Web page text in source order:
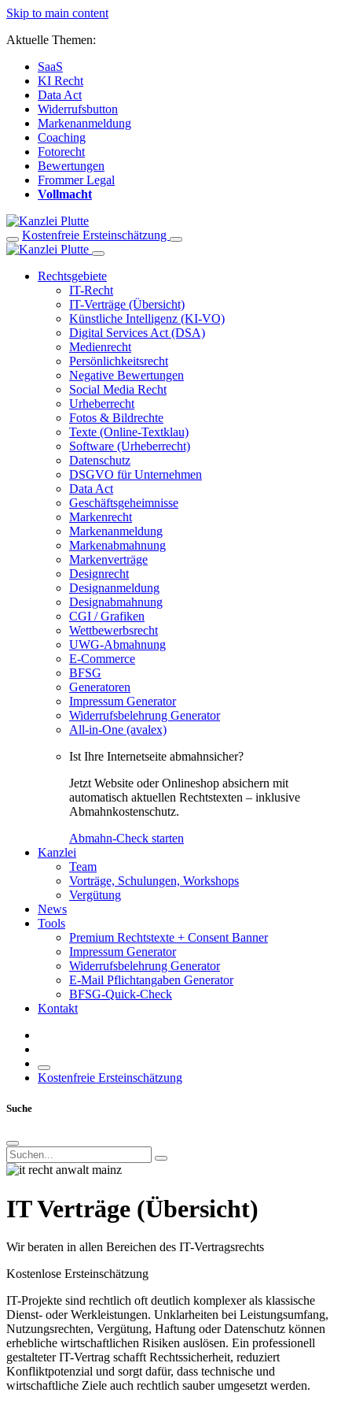
Skip to main content
Aktuelle Themen:
SaaS
KI Recht
Data Act
Widerrufsbutton
Markenanmeldung
Coaching
Fotorecht
Bewertungen
Frommer Legal
Vollmacht
Kostenfreie Ersteinschätzung
Rechtsgebiete
IT-Recht
IT-Verträge (Übersicht)
Künstliche Intelligenz (KI-VO)
Digital Services Act (DSA)
Medienrecht
Persönlichkeitsrecht
Negative Bewertungen
Social Media Recht
Urheberrecht
Fotos & Bildrechte
Texte (Online-Textklau)
Software (Urheberrecht)
Datenschutz
DSGVO für Unternehmen
Data Act
Geschäftsgeheimnisse
Markenrecht
Markenanmeldung
Markenabmahnung
Markenverträge
Designrecht
Designanmeldung
Designabmahnung
CGI / Grafiken
Wettbewerbsrecht
UWG-Abmahnung
E-Commerce
BFSG
Generatoren
Impressum Generator
Widerrufsbelehrung Generator
All-in-One (avalex)
Ist Ihre Internetseite abmahnsicher?
Jetzt Website oder Onlineshop absichern mit
automatisch aktuellen Rechtstexten – inklusive
Abmahnkostenschutz.
Abmahn-Check starten
Kanzlei
Team
Vorträge, Schulungen, Workshops
Vergütung
News
Tools
Premium Rechtstexte + Consent Banner
Impressum Generator
Widerrufsbelehrung Generator
E-Mail Pflichtangaben Generator
BFSG-Quick-Check
Kontakt
Kostenfreie Ersteinschätzung
Suche
IT Verträge (Übersicht)
Wir beraten in allen Bereichen des IT-Vertragsrechts
Kostenlose Ersteinschätzung
IT-Projekte sind rechtlich oft deutlich komplexer als klassische
Dienst- oder Werkleistungen. Unklarheiten bei Leistungsumfang,
Nutzungsrechten, Vergütung, Haftung oder Datenschutz können
erhebliche wirtschaftlichen Risiken auslösen. Ein professionell
gestalteter IT-Vertrag schafft Rechtssicherheit, reduziert
Konfliktpotenzial und sorgt dafür, dass technische und
wirtschaftliche Ziele auch rechtlich sauber umgesetzt werden.